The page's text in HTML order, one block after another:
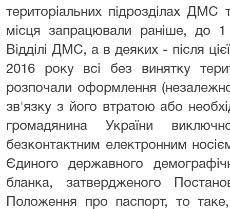
територіальних підрозділах ДМС
місця запрацювали раніше, до
Відділі ДМС, а в деяких - після
2016 року всі без винятку
розпочали оформлення
зв'язку з його втратою або
громадянина України
безконтактним електронним
Єдиного державного
бланка, затвердженого
Положення про паспорт, то таке,